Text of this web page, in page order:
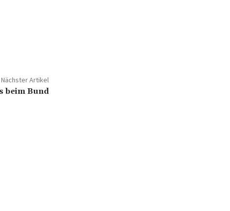
Nächster Artikel
beim Bund